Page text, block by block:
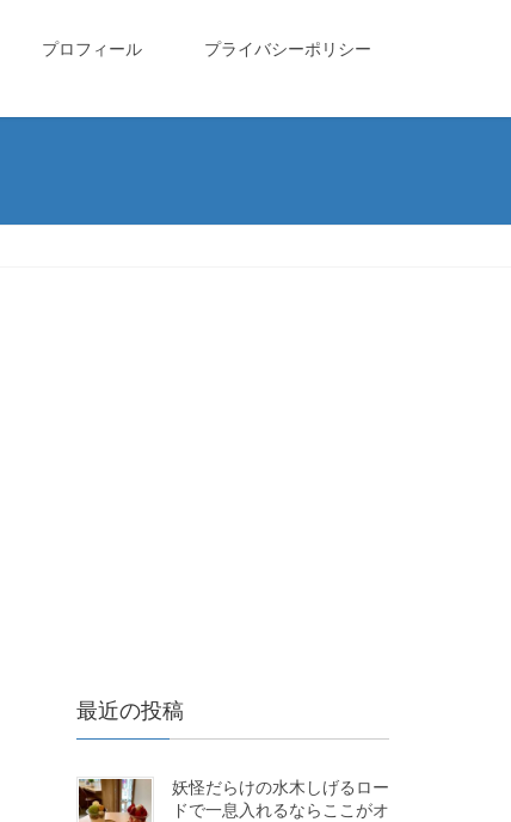
プロフィール プライバシーポリシー
最近の投稿
妖怪だらけの水木しげるロー
ドで一息入れるならここがオ